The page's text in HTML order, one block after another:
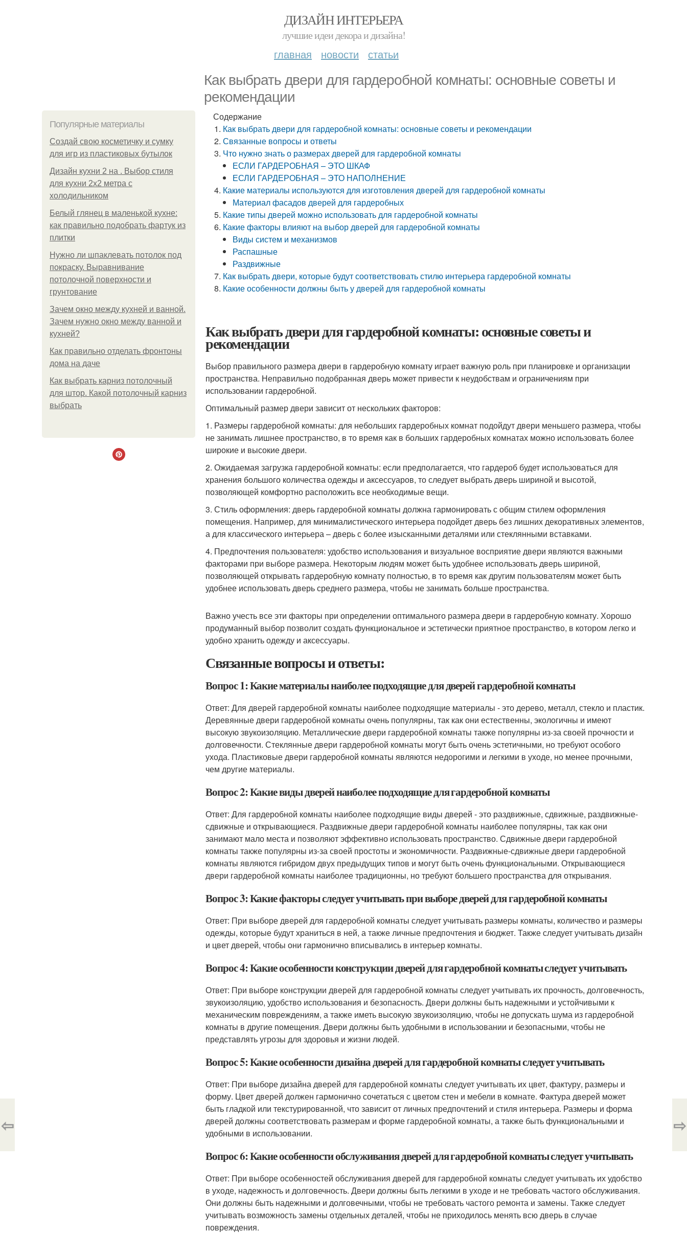
ДИЗАЙН ИНТЕРЬЕРА
лучшие идеи декора и дизайна!
главная новости статьи
Как выбрать двери для гардеробной комнаты: основные советы и
рекомендации
Популярные материалы
Создай свою косметичку и сумку
для игр из пластиковых бутылок
Дизайн кухни 2 на . Выбор стиля
для кухни 2х2 метра с
холодильником
Белый глянец в маленькой кухне:
как правильно подобрать фартук из
плитки
Нужно ли шпаклевать потолок под
покраску. Выравнивание
потолочной поверхности и
грунтование
Зачем окно между кухней и ванной.
Зачем нужно окно между ванной и
кухней?
Как правильно отделать фронтоны
дома на даче
Как выбрать карниз потолочный
для штор. Какой потолочный карниз
выбрать
Содержание
Как выбрать двери для гардеробной комнаты: основные советы и рекомендации
Связанные вопросы и ответы
Что нужно знать о размерах дверей для гардеробной комнаты
ЕСЛИ ГАРДЕРОБНАЯ – ЭТО ШКАФ
ЕСЛИ ГАРДЕРОБНАЯ – ЭТО НАПОЛНЕНИЕ
Какие материалы используются для изготовления дверей для гардеробной комнаты
Материал фасадов дверей для гардеробных
Какие типы дверей можно использовать для гардеробной комнаты
Какие факторы влияют на выбор дверей для гардеробной комнаты
Виды систем и механизмов
Распашные
Раздвижные
Как выбрать двери, которые будут соответствовать стилю интерьера гардеробной комнаты
Какие особенности должны быть у дверей для гардеробной комнаты
Как выбрать двери для гардеробной комнаты: основные советы и
рекомендации
Выбор правильного размера двери в гардеробную комнату играет важную роль при планировке и организации
пространства. Неправильно подобранная дверь может привести к неудобствам и ограничениям при
использовании гардеробной.
Оптимальный размер двери зависит от нескольких факторов:
1. Размеры гардеробной комнаты: для небольших гардеробных комнат подойдут двери меньшего размера, чтобы
не занимать лишнее пространство, в то время как в больших гардеробных комнатах можно использовать более
широкие и высокие двери.
2. Ожидаемая загрузка гардеробной комнаты: если предполагается, что гардероб будет использоваться для
хранения большого количества одежды и аксессуаров, то следует выбрать дверь шириной и высотой,
позволяющей комфортно расположить все необходимые вещи.
3. Стиль оформления: дверь гардеробной комнаты должна гармонировать с общим стилем оформления
помещения. Например, для минималистического интерьера подойдет дверь без лишних декоративных элементов,
а для классического интерьера – дверь с более изысканными деталями или стеклянными вставками.
4. Предпочтения пользователя: удобство использования и визуальное восприятие двери являются важными
факторами при выборе размера. Некоторым людям может быть удобнее использовать дверь шириной,
позволяющей открывать гардеробную комнату полностью, в то время как другим пользователям может быть
удобнее использовать дверь среднего размера, чтобы не занимать больше пространства.
Важно учесть все эти факторы при определении оптимального размера двери в гардеробную комнату. Хорошо
продуманный выбор позволит создать функциональное и эстетически приятное пространство, в котором легко и
удобно хранить одежду и аксессуары.
Связанные вопросы и ответы:
Вопрос 1: Какие материалы наиболее подходящие для дверей гардеробной комнаты
Ответ: Для дверей гардеробной комнаты наиболее подходящие материалы - это дерево, металл, стекло и пластик.
Деревянные двери гардеробной комнаты очень популярны, так как они естественны, экологичны и имеют
высокую звукоизоляцию. Металлические двери гардеробной комнаты также популярны из-за своей прочности и
долговечности. Стеклянные двери гардеробной комнаты могут быть очень эстетичными, но требуют особого
ухода. Пластиковые двери гардеробной комнаты являются недорогими и легкими в уходе, но менее прочными,
чем другие материалы.
Вопрос 2: Какие виды дверей наиболее подходящие для гардеробной комнаты
Ответ: Для гардеробной комнаты наиболее подходящие виды дверей - это раздвижные, сдвижные, раздвижные-
сдвижные и открывающиеся. Раздвижные двери гардеробной комнаты наиболее популярны, так как они
занимают мало места и позволяют эффективно использовать пространство. Сдвижные двери гардеробной
комнаты также популярны из-за своей простоты и экономичности. Раздвижные-сдвижные двери гардеробной
комнаты являются гибридом двух предыдущих типов и могут быть очень функциональными. Открывающиеся
двери гардеробной комнаты наиболее традиционны, но требуют большего пространства для открывания.
Вопрос 3: Какие факторы следует учитывать при выборе дверей для гардеробной комнаты
Ответ: При выборе дверей для гардеробной комнаты следует учитывать размеры комнаты, количество и размеры
одежды, которые будут храниться в ней, а также личные предпочтения и бюджет. Также следует учитывать дизайн
и цвет дверей, чтобы они гармонично вписывались в интерьер комнаты.
Вопрос 4: Какие особенности конструкции дверей для гардеробной комнаты следует учитывать
Ответ: При выборе конструкции дверей для гардеробной комнаты следует учитывать их прочность, долговечность,
звукоизоляцию, удобство использования и безопасность. Двери должны быть надежными и устойчивыми к
механическим повреждениям, а также иметь высокую звукоизоляцию, чтобы не допускать шума из гардеробной
комнаты в другие помещения. Двери должны быть удобными в использовании и безопасными, чтобы не
представлять угрозы для здоровья и жизни людей.
Вопрос 5: Какие особенности дизайна дверей для гардеробной комнаты следует учитывать
Ответ: При выборе дизайна дверей для гардеробной комнаты следует учитывать их цвет, фактуру, размеры и
форму. Цвет дверей должен гармонично сочетаться с цветом стен и мебели в комнате. Фактура дверей может
быть гладкой или текстурированной, что зависит от личных предпочтений и стиля интерьера. Размеры и форма
дверей должны соответствовать размерам и форме гардеробной комнаты, а также быть функциональными и
удобными в использовании.
Вопрос 6: Какие особенности обслуживания дверей для гардеробной комнаты следует учитывать
Ответ: При выборе особенностей обслуживания дверей для гардеробной комнаты следует учитывать их удобство
в уходе, надежность и долговечность. Двери должны быть легкими в уходе и не требовать частого обслуживания.
Они должны быть надежными и долговечными, чтобы не требовать частого ремонта и замены. Также следует
учитывать возможность замены отдельных деталей, чтобы не приходилось менять всю дверь в случае
повреждения.
⇦ ⇨